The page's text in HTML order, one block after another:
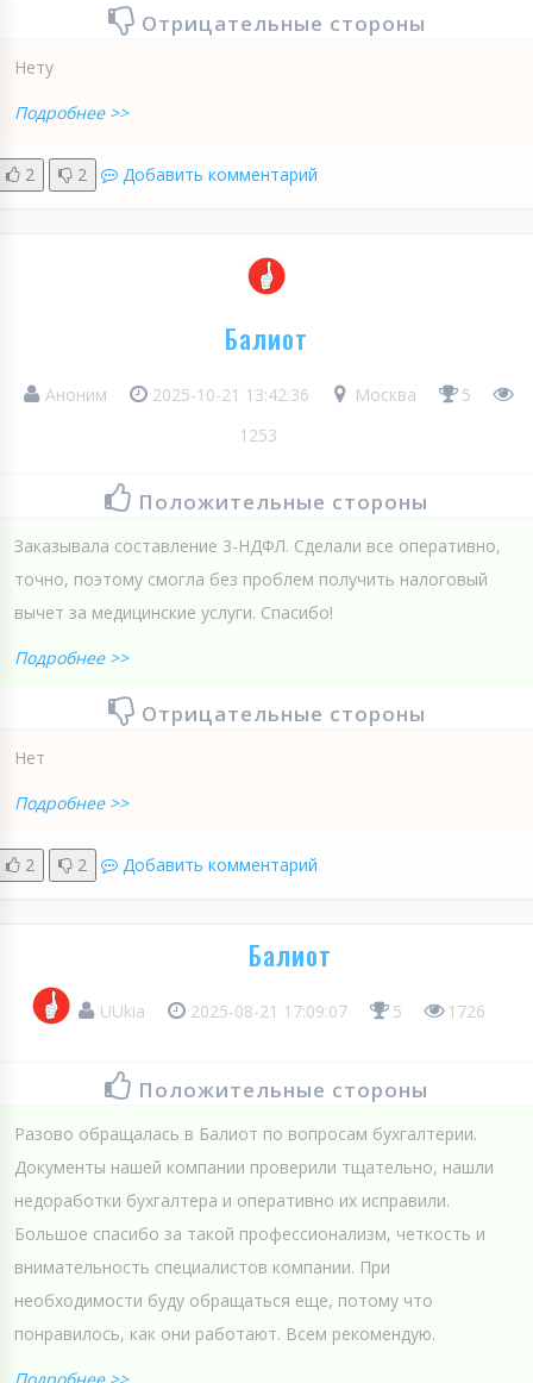
Отрицательные стороны
Нету
Подробнее >>
2 2 Добавить комментарий
Балиот
Аноним 2025-10-21 13:42:36 Москва
5
1253
Положительные стороны
Заказывала составление 3-НДФЛ. Сделали все оперативно,
точно, поэтому смогла без проблем получить налоговый
вычет за медицинские услуги. Спасибо!
Подробнее >>
Отрицательные стороны
Нет
Подробнее >>
2 2 Добавить комментарий
Балиот
UUkia 2025-08-21 17:09:07 5 1726
Положительные стороны
Разово обращалась в Балиот по вопросам бухгалтерии.
Документы нашей компании проверили тщательно, нашли
недоработки бухгалтера и оперативно их исправили.
Большое спасибо за такой профессионализм, четкость и
внимательность специалистов компании. При
необходимости буду обращаться еще, потому что
понравилось, как они работают. Всем рекомендую.